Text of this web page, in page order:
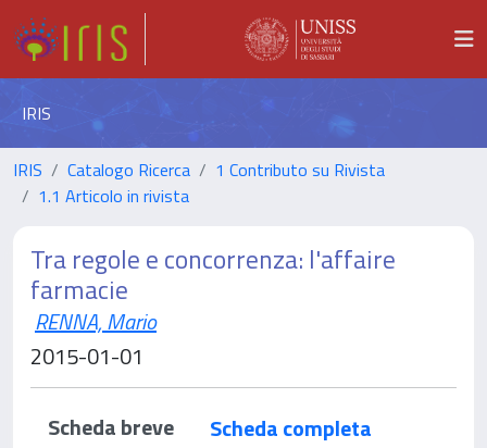
IRIS
IRIS Catalogo Ricerca
1 Contributo su Rivista
1.1 Articolo in rivista
Tra regole e concorrenza: l'affaire
farmacie
RENNA, Mario
2015-01-01
Scheda breve
Scheda completa